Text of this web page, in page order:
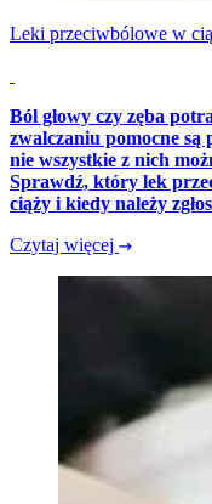
Leki przeciwbólowe w
Ból głowy czy zęba
zwalczaniu pomocne
nie wszystkie z nich
Sprawdź, który lek
ciąży i kiedy należy
Czytaj więcej